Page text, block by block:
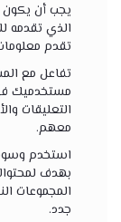
يجب أن يكون
الذي تقدمه
تقدم
تفاعل مع
مستخدميك
التعليقات
معهم.
استخدم
بهدف
المجموعات
جدد.